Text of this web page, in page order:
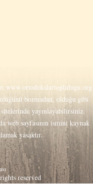
www.ortodokslartoplulugu.org
bozmadan, olduğu gibi
sitelerinde yayınlayabilirsiniz.
web sayfasının ismini kaynak
yasaktır.
reserved